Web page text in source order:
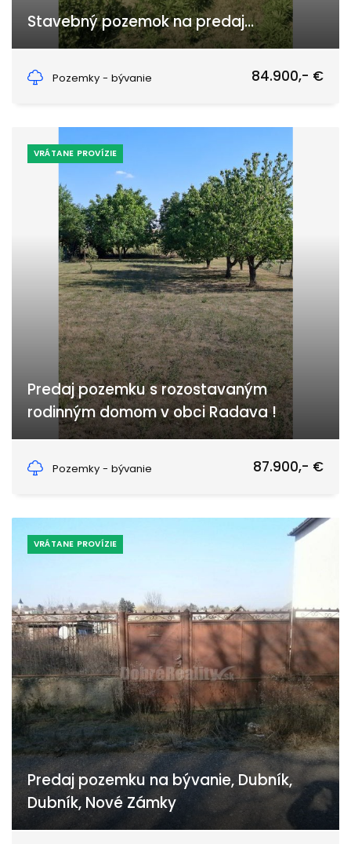
Stavebný pozemok na predaj...
Pozemky - bývanie
84.900,- €
VRÁTANE PROVÍZIE
Predaj pozemku s rozostavaným
rodinným domom v obci Radava !
Pozemky - bývanie
87.900,- €
VRÁTANE PROVÍZIE
Predaj pozemku na bývanie, Dubník,
Dubník, Nové Zámky